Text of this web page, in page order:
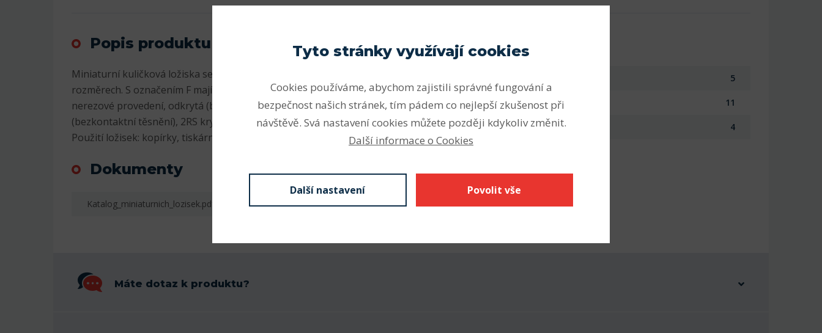
Popis produktu
Miniaturní kuličková ložiska se vyrábějí v metrických a palcových
rozměrech. S označením F mají na vnějším kroužku přírubu, S nebo W
nerezové provedení, odkrytá (bez označení), 2Z krytá plechem
(bezkontaktní těsnění), 2RS krytá plastem (kontaktní těsnění).
Použití ložisek: kopírky, tiskárny, RC modely, ruční nářadí, ad.
Dokumenty
Katalog_miniaturnich_lozisek.pdf Stáhnout
Parametry
5
Vnější průměr (mm) 11
Šířka (mm) 4
Máte dotaz k produktu?
Tyto stránky využívají cookies
Cookies používáme, abychom zajistili správné fungování a
bezpečnost našich stránek, tím pádem co nejlepší zkušenost při
návštěvě. Svá nastavení cookies můžete později kdykoliv změnit.
Další informace o Cookies
Další nastavení Povolit vše